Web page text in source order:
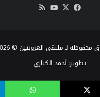
فيسبوك
‫X
‫YouTube
محفوظة لـ ملتقى العروبيين © 2026م
تطوير:أحمد الكياري